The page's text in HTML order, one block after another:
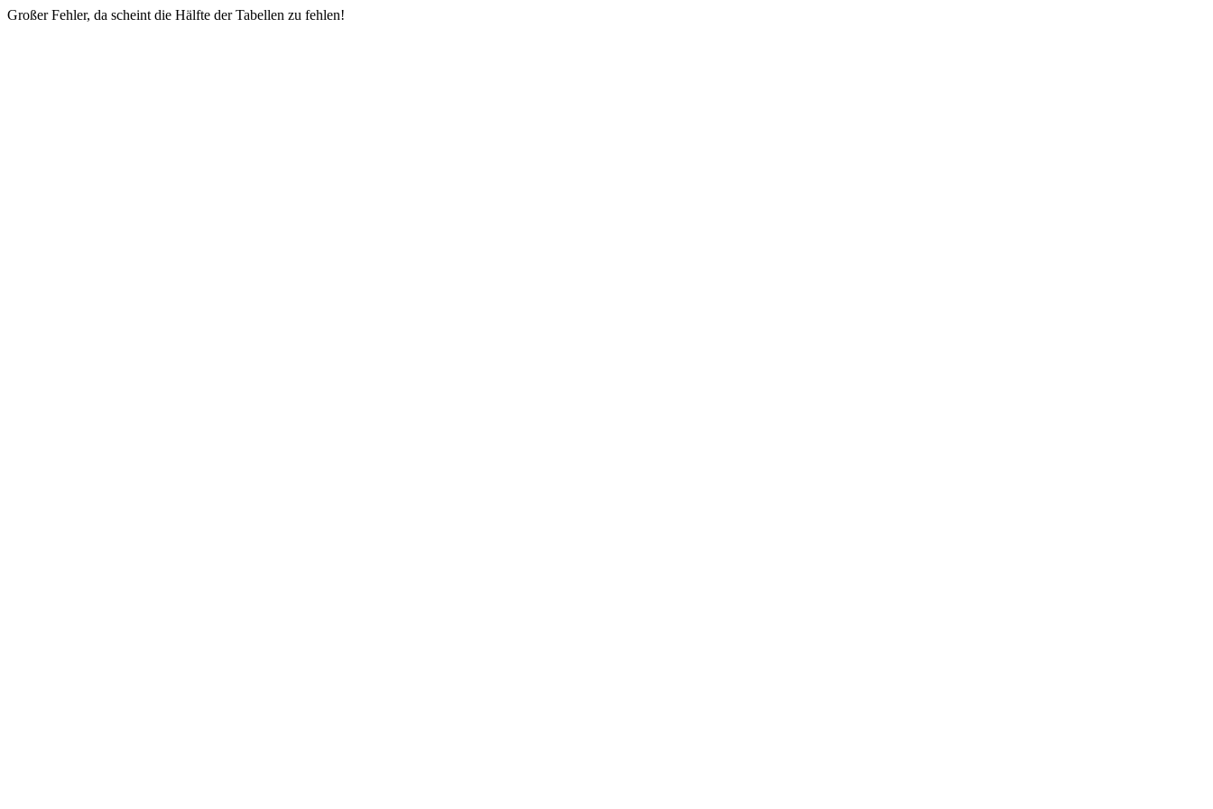
Großer Fehler, da scheint die Hälfte der Tabellen zu fehlen!